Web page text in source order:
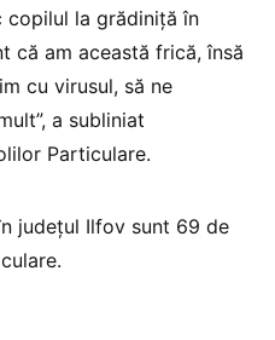
copilul la grădiniță în
că am această frică, însă
cu virusul, să ne
a subliniat
Particulare.
județul Ilfov sunt 69 de